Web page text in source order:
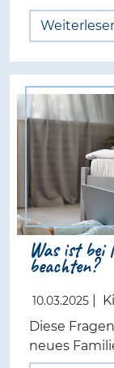
Was ist bei
beachten?
10.03.2025
Diese
neues